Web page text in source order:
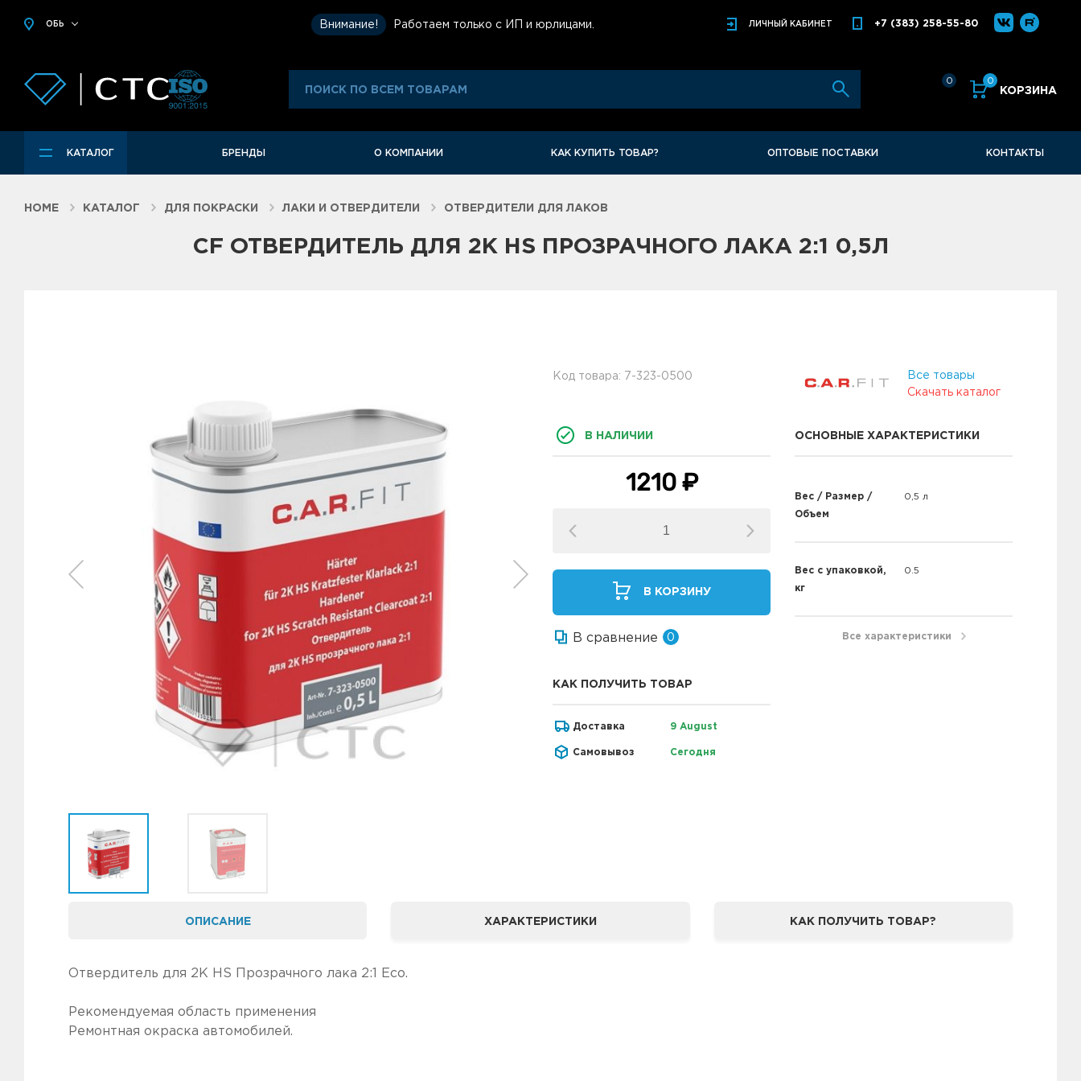
ОБЬ Внимание! Работаем только с ИП и юрлицами. ЛИЧНЫЙ КАБИНЕТ +7 (383) 258-55-80
0 0
КОРЗИНА
КАТАЛОГ БРЕНДЫ О КОМПАНИИ КАК КУПИТЬ ТОВАР? ОПТОВЫЕ ПОСТАВКИ КОНТАКТЫ
HOME КАТАЛОГ ДЛЯ ПОКРАСКИ ЛАКИ И ОТВЕРДИТЕЛИ ОТВЕРДИТЕЛИ ДЛЯ ЛАКОВ
CF ОТВЕРДИТЕЛЬ ДЛЯ 2К HS ПРОЗРАЧНОГО ЛАКА 2:1 0,5Л
Код товара: 7-323-0500
В НАЛИЧИИ
1210 ₽
В КОРЗИНУ
В сравнение 0
КАК ПОЛУЧИТЬ ТОВАР
Доставка 9 August
Самовывоз Сегодня
Все товары
Скачать каталог
ОСНОВНЫЕ ХАРАКТЕРИСТИКИ
Вес / Размер /
Объем
0,5 л
Вес с упаковкой,
кг
0.5
Все характеристики
ОПИСАНИЕ ХАРАКТЕРИСТИКИ КАК ПОЛУЧИТЬ ТОВАР?
Отвердитель для 2К HS Прозрачного лака 2:1 Eco.
Рекомендуемая область применения
Ремонтная окраска автомобилей.